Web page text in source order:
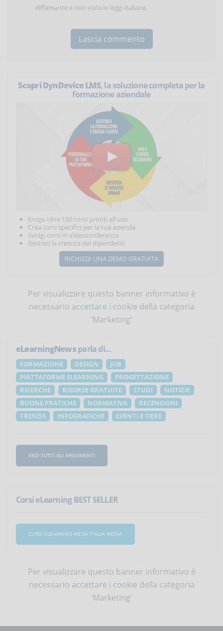
diffamante e non viola le leggi italiane.
Scopri DynDevice LMS, la soluzione completa per la
formazione aziendale
Eroga oltre 150 corsi pronti all'uso
Crea corsi specifici per la tua azienda
Svolgi corsi in videoconferenza
Gestisci la crescita dei dipendenti
RICHIEDI UNA DEMO GRATUITA
Per visualizzare questo banner informativo è
necessario accettare i cookie della categoria
'Marketing'
eLearningNewsparla di...
FORMAZIONE DESIGN
JOB
PIATTAFORME ELEARNING
PROGETTAZIONE
RICERCHE
RISORSE GRATUITE STUDI
NOTIZIE
BUONE PRATICHE
NORMATIVA
RECENSIONI
TRENDS
INFOGRAFICHE EVENTI E FIERE
VEDI TUTTI GLI ARGOMENTI
Corsi eLearning BEST SELLER
CORSI ELEARNING MEGA ITALIA MEDIA
Per visualizzare questo banner informativo è
necessario accettare i cookie della categoria
'Marketing'